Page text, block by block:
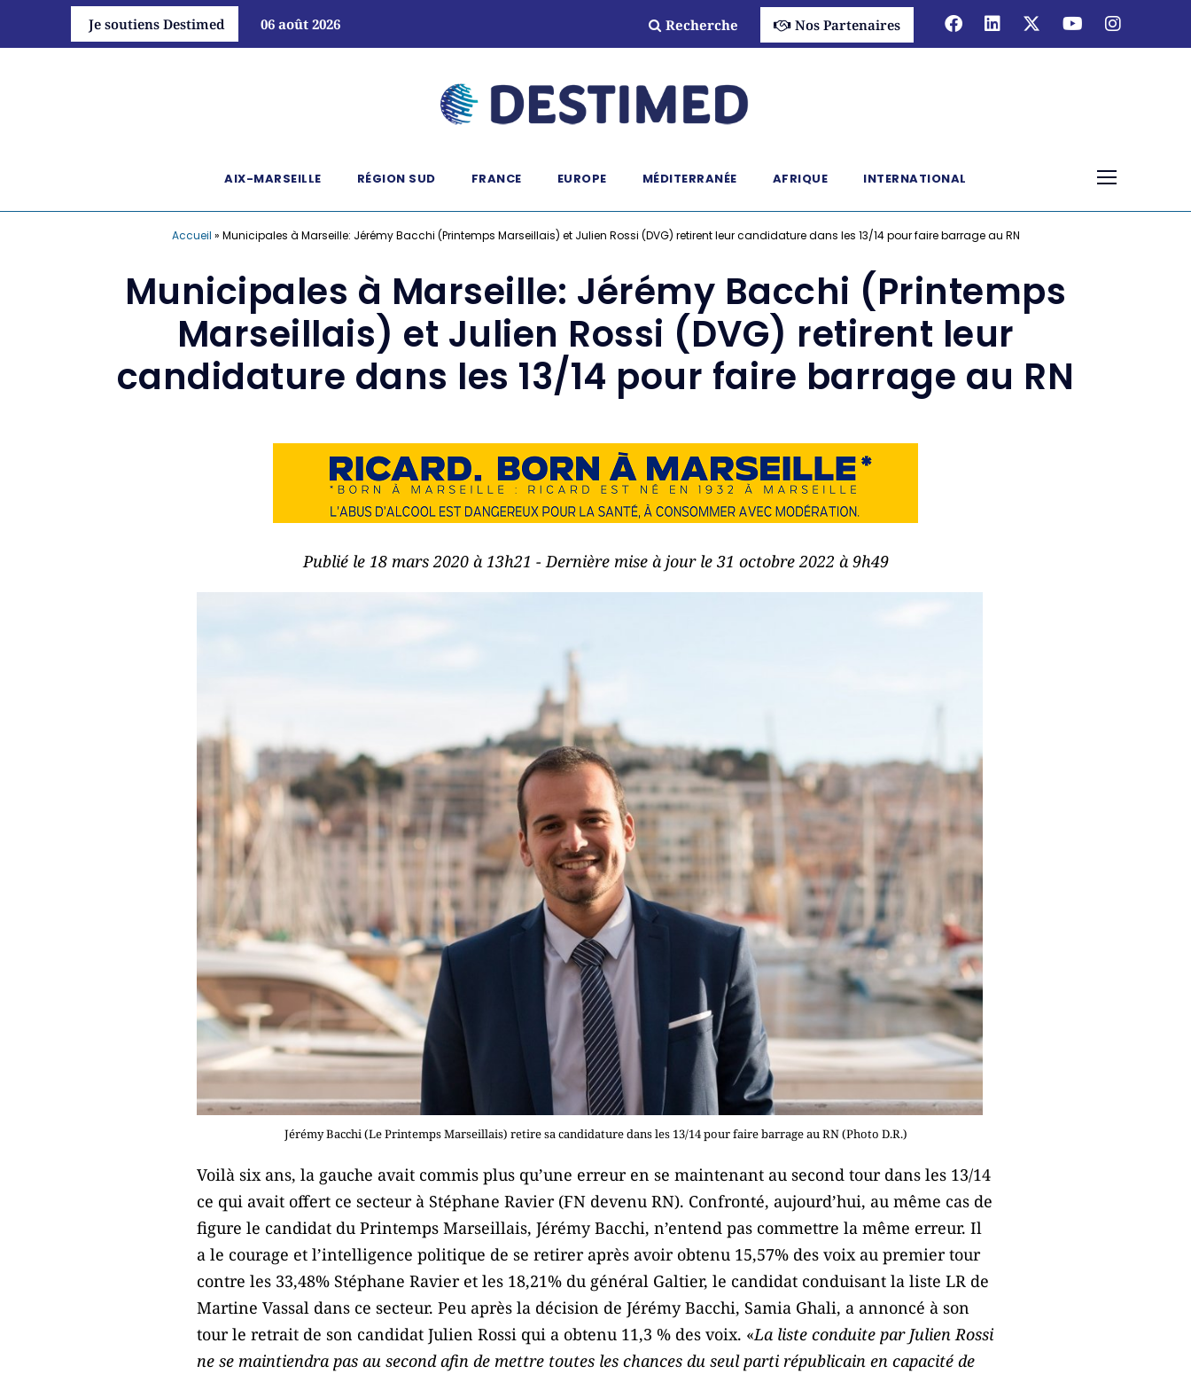
Je soutiens Destimed 06 août 2026 Recherche Nos Partenaires
AIX-MARSEILLE RÉGION SUD FRANCE EUROPE MÉDITERRANÉE AFRIQUE INTERNATIONAL
Accueil » Municipales à Marseille: Jérémy Bacchi (Printemps Marseillais) et Julien Rossi (DVG) retirent leur candidature dans les 13/14 pour faire barrage au RN
Municipales à Marseille: Jérémy Bacchi (Printemps
Marseillais) et Julien Rossi (DVG) retirent leur
candidature dans les 13/14 pour faire barrage au RN
Publié le 18 mars 2020 à 13h21 - Dernière mise à jour le 31 octobre 2022 à 9h49
Jérémy Bacchi (Le Printemps Marseillais) retire sa candidature dans les 13/14 pour faire barrage au RN (Photo D.R.)
Voilà six ans, la gauche avait commis plus qu’une erreur en se maintenant au second tour dans les 13/14
ce qui avait offert ce secteur à Stéphane Ravier (FN devenu RN). Confronté, aujourd’hui, au même cas de
figure le candidat du Printemps Marseillais, Jérémy Bacchi, n’entend pas commettre la même erreur. Il
a le courage et l’intelligence politique de se retirer après avoir obtenu 15,57% des voix au premier tour
contre les 33,48% Stéphane Ravier et les 18,21% du général Galtier, le candidat conduisant la liste LR de
Martine Vassal dans ce secteur. Peu après la décision de Jérémy Bacchi, Samia Ghali, a annoncé à son
tour le retrait de son candidat Julien Rossi qui a obtenu 11,3 % des voix. «La liste conduite par Julien Rossi
ne se maintiendra pas au second afin de mettre toutes les chances du seul parti républicain en capacité de